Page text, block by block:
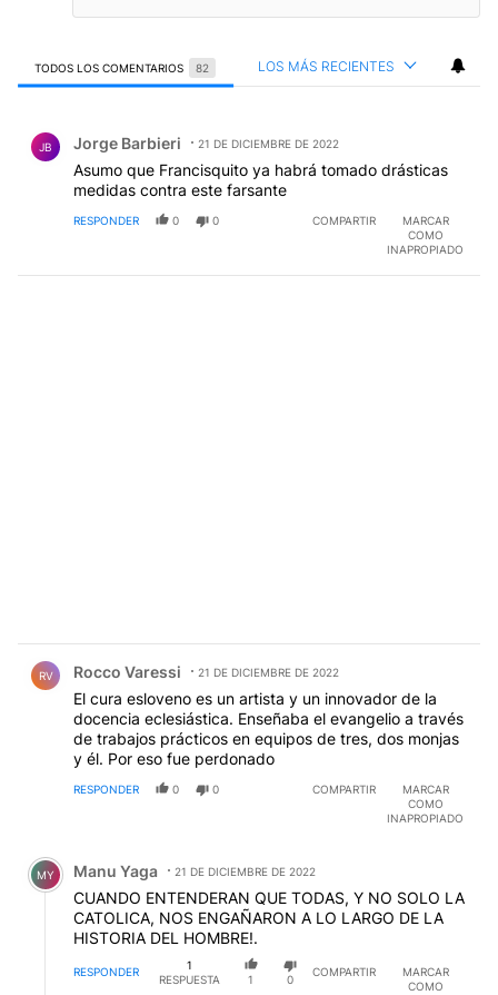
TODOS LOS COMENTARIOS 82 LOS MÁS RECIENTES
JB Jorge Barbieri 21 DE DICIEMBRE DE 2022
Asumo que Francisquito ya habrá tomado drásticas
medidas contra este farsante
RESPONDER 0 0 COMPARTIR
MARCAR
COMO
INAPROPIADO
RV Rocco Varessi 21 DE DICIEMBRE DE 2022
El cura esloveno es un artista y un innovador de la
docencia eclesiástica. Enseñaba el evangelio a través
de trabajos prácticos en equipos de tres, dos monjas
y él. Por eso fue perdonado
RESPONDER 0 0 COMPARTIR
MARCAR
COMO
INAPROPIADO
Comentario de Manu Yaga.
MY Manu Yaga 21 DE DICIEMBRE DE 2022
CUANDO ENTENDERAN QUE TODAS, Y NO SOLO LA
CATOLICA, NOS ENGAÑARON A LO LARGO DE LA
HISTORIA DEL HOMBRE!.
RESPONDER
1
RESPUESTA
1 0
COMPARTIR
MARCAR
COMO